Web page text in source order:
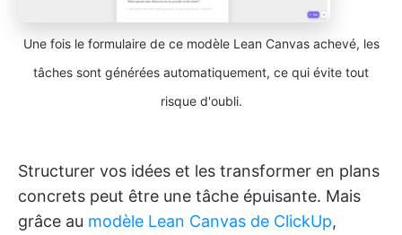
Une fois le formulaire de ce modèle Lean Canvas achevé, les
tâches sont générées automatiquement, ce qui évite tout
risque d'oubli.
Structurer vos idées et les transformer en plans
concrets peut être une tâche épuisante. Mais
grâce au modèle Lean Canvas de ClickUp,